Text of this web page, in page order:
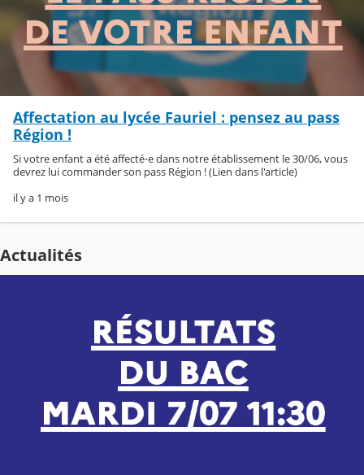
Affectation au lycée Fauriel : pensez au pass
Région !
Si votre enfant a été affecté⋅e dans notre établissement le 30/06, vous
devrez lui commander son pass Région ! (Lien dans l'article)
il y a 1 mois
Actualités